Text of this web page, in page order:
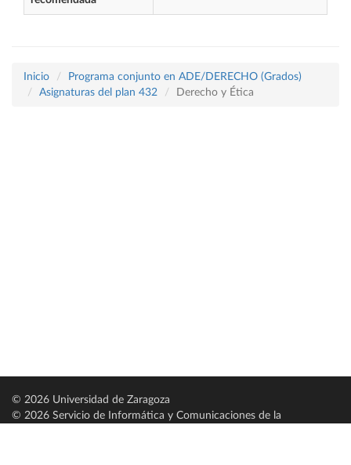
Inicio
Programa conjunto en ADE/DERECHO (Grados)
Asignaturas del plan 432
Derecho y Ética
© 2026 Universidad de Zaragoza
© 2026 Servicio de Informática y Comunicaciones de la